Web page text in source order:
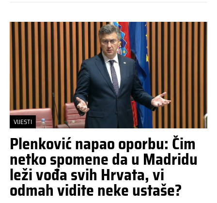
VIJESTI
Plenković napao oporbu: Čim
netko spomene da u Madridu
leži vođa svih Hrvata, vi
odmah vidite neke ustaše?